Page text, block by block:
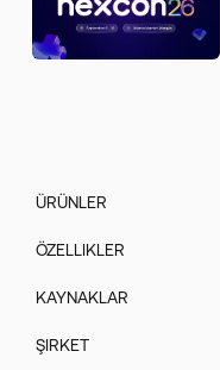
ÜRÜNLER
Birleşik Uç Nokta Yönetimi
Mobil Cihaz Yönetimi
ÖZELLIKLER
Yama yönetimi
KAYNAKLAR
ŞIRKET